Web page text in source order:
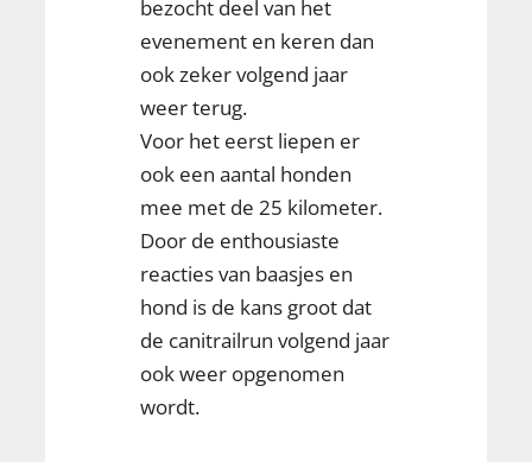
bezocht deel van het
evenement en keren dan
ook zeker volgend jaar
weer terug.
Voor het eerst liepen er
ook een aantal honden
mee met de 25 kilometer.
Door de enthousiaste
reacties van baasjes en
hond is de kans groot dat
de canitrailrun volgend jaar
ook weer opgenomen
wordt.